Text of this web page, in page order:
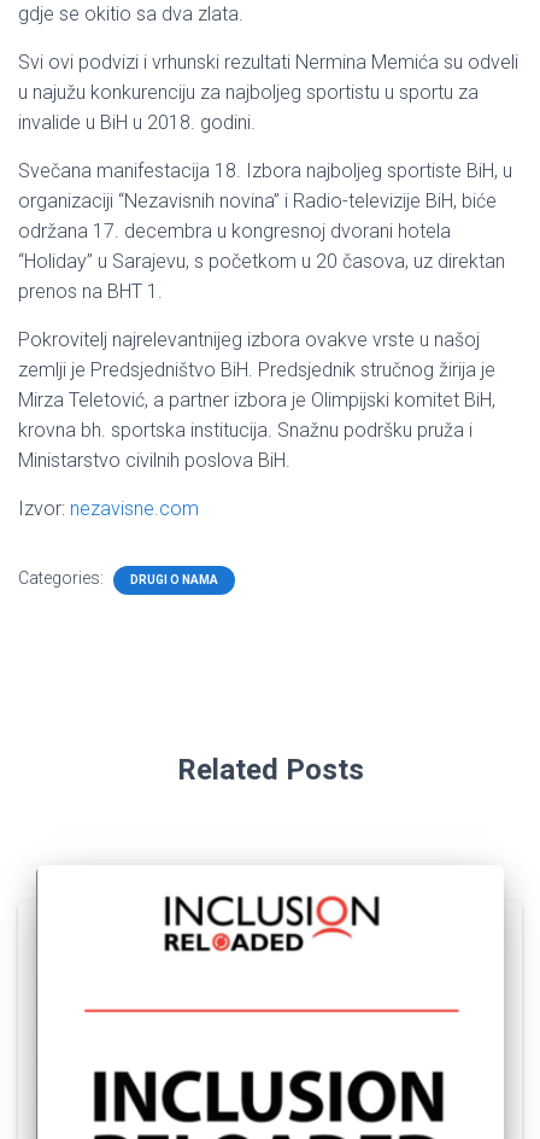
gdje se okitio sa dva zlata.
Svi ovi podvizi i vrhunski rezultati Nermina Memića su odveli
u najužu konkurenciju za najboljeg sportistu u sportu za
invalide u BiH u 2018. godini.
Svečana manifestacija 18. Izbora najboljeg sportiste BiH, u
organizaciji “Nezavisnih novina” i Radio-televizije BiH, biće
održana 17. decembra u kongresnoj dvorani hotela
“Holiday” u Sarajevu, s početkom u 20 časova, uz direktan
prenos na BHT 1.
Pokrovitelj najrelevantnijeg izbora ovakve vrste u našoj
zemlji je Predsjedništvo BiH. Predsjednik stručnog žirija je
Mirza Teletović, a partner izbora je Olimpijski komitet BiH,
krovna bh. sportska institucija. Snažnu podršku pruža i
Ministarstvo civilnih poslova BiH.
Izvor: nezavisne.com
Categories: DRUGI O NAMA
Related Posts